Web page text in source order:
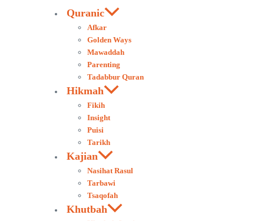
Quranic
Afkar
Golden Ways
Mawaddah
Parenting
Tadabbur Quran
Hikmah
Fikih
Insight
Puisi
Tarikh
Kajian
Nasihat Rasul
Tarbawi
Tsaqofah
Khutbah